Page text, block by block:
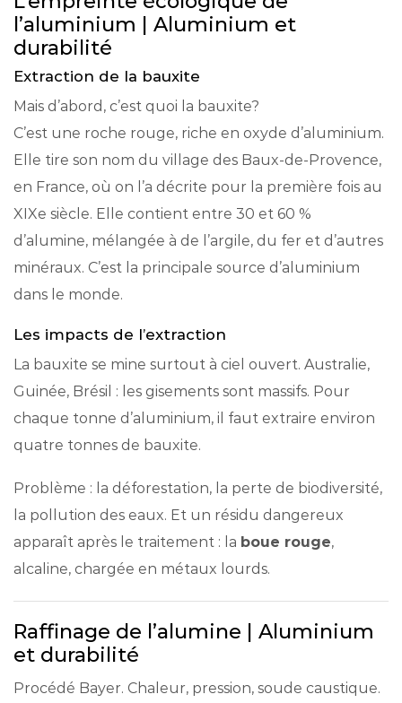
l’aluminium | Aluminium et
durabilité
Extraction de la bauxite
Mais d’abord, c’est quoi la bauxite?
C’est une roche rouge, riche en oxyde d’aluminium.
Elle tire son nom du village des Baux-de-Provence,
en France, où on l’a décrite pour la première fois au
XIXe siècle. Elle contient entre 30 et 60 %
d’alumine, mélangée à de l’argile, du fer et d’autres
minéraux. C’est la principale source d’aluminium
dans le monde.
Les impacts de l’extraction
La bauxite se mine surtout à ciel ouvert. Australie,
Guinée, Brésil : les gisements sont massifs. Pour
chaque tonne d’aluminium, il faut extraire environ
quatre tonnes de bauxite.
Problème : la déforestation, la perte de biodiversité,
la pollution des eaux. Et un résidu dangereux
apparaît après le traitement : la boue rouge,
alcaline, chargée en métaux lourds.
Raffinage de l’alumine | Aluminium
et durabilité
Procédé Bayer. Chaleur, pression, soude caustique.